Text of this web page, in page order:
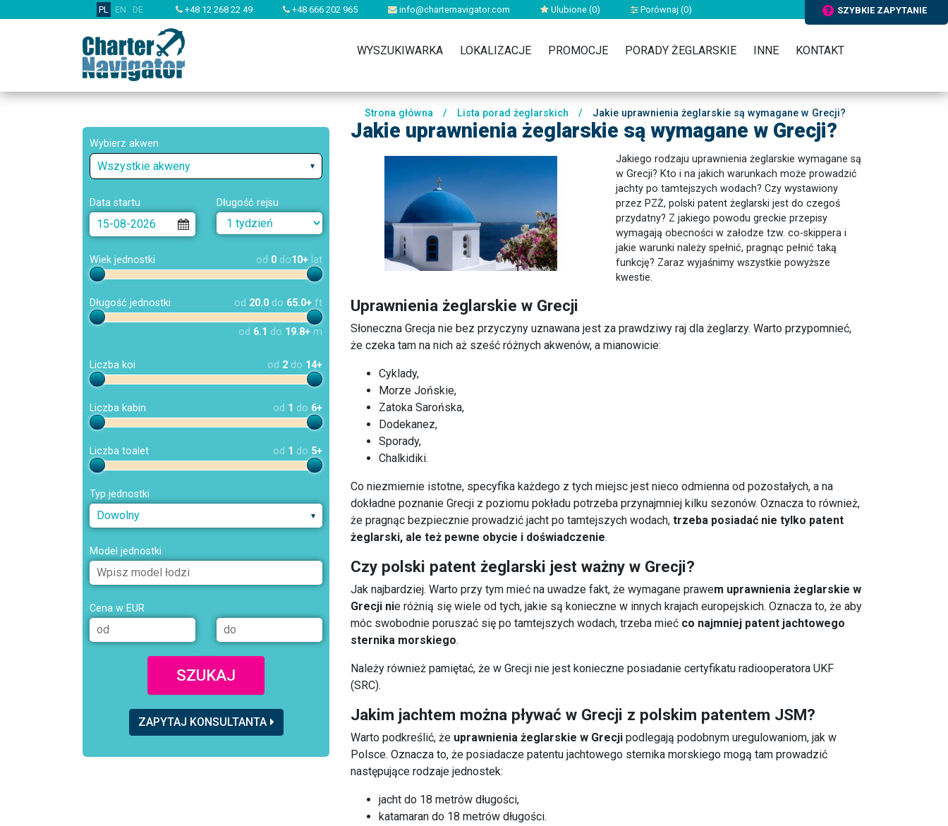
PL EN DE +48 12 268 22 49 +48 666 202 965 info@charternavigator.com Ulubione (0) Porównaj (0) SZYBKIE ZAPYTANIE
WYSZUKIWARKA LOKALIZACJE PROMOCJE PORADY ŻEGLARSKIE INNE KONTAKT
Wybierz akwen
Wszystkie akweny
Data startu Długość rejsu
Wiek jednostki od 0 do10+ lat
Długość jednostki od 20.0 do 65.0+ ft
od 6.1 do 19.8+ m
Liczba koi od 2 do 14+
Liczba kabin od 1 do 6+
Liczba toalet od 1 do 5+
Typ jednostki
Dowolny
Model jednostki
Cena w EUR
SZUKAJ
ZAPYTAJ KONSULTANTA
Strona główna / Lista porad żeglarskich / Jakie uprawnienia żeglarskie są wymagane w Grecji?
Jakie uprawnienia żeglarskie są wymagane w Grecji?
Jakiego rodzaju uprawnienia żeglarskie wymagane są
w Grecji? Kto i na jakich warunkach może prowadzić
jachty po tamtejszych wodach? Czy wystawiony
przez PZŻ, polski patent żeglarski jest do czegoś
przydatny? Z jakiego powodu greckie przepisy
wymagają obecności w załodze tzw. co-skippera i
jakie warunki należy spełnić, pragnąc pełnić taką
funkcję? Zaraz wyjaśnimy wszystkie powyższe
kwestie.
Uprawnienia żeglarskie w Grecji
Słoneczna Grecja nie bez przyczyny uznawana jest za prawdziwy raj dla żeglarzy. Warto przypomnieć,
że czeka tam na nich aż sześć różnych akwenów, a mianowicie:
Cyklady,
Morze Jońskie,
Zatoka Sarońska,
Dodekanez,
Sporady,
Chalkidiki.
Co niezmiernie istotne, specyfika każdego z tych miejsc jest nieco odmienna od pozostałych, a na
dokładne poznanie Grecji z poziomu pokładu potrzeba przynajmniej kilku sezonów. Oznacza to również,
że pragnąc bezpiecznie prowadzić jacht po tamtejszych wodach, trzeba posiadać nie tylko patent
żeglarski, ale też pewne obycie i doświadczenie.
Czy polski patent żeglarski jest ważny w Grecji?
Jak najbardziej. Warto przy tym mieć na uwadze fakt, że wymagane prawem uprawnienia żeglarskie w
Grecji nie różnią się wiele od tych, jakie są konieczne w innych krajach europejskich. Oznacza to, że aby
móc swobodnie poruszać się po tamtejszych wodach, trzeba mieć co najmniej patent jachtowego
sternika morskiego.
Należy również pamiętać, że w Grecji nie jest konieczne posiadanie certyfikatu radiooperatora UKF
(SRC).
Jakim jachtem można pływać w Grecji z polskim patentem JSM?
Warto podkreślić, że uprawnienia żeglarskie w Grecji podlegają podobnym uregulowaniom, jak w
Polsce. Oznacza to, że posiadacze patentu jachtowego sternika morskiego mogą tam prowadzić
następujące rodzaje jednostek:
jacht do 18 metrów długości,
katamaran do 18 metrów długości.